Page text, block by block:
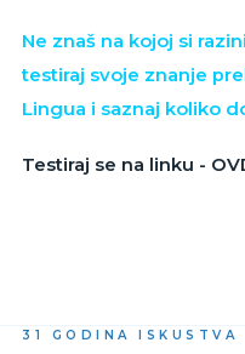
Ne znaš na kojoj si
testiraj svoje znanje
Lingua i saznaj koliko
Testiraj se na linku -
31 GODINA ISKUSTVA